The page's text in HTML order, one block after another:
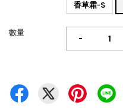
香草霜-S
數量 -